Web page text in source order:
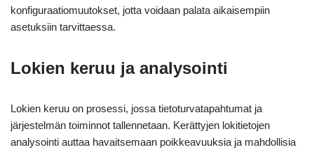
konfiguraatiomuutokset, jotta voidaan palata aikaisempiin
asetuksiin tarvittaessa.
Lokien keruu ja analysointi
Lokien keruu on prosessi, jossa tietoturvatapahtumat ja
järjestelmän toiminnot tallennetaan. Kerättyjen lokitietojen
analysointi auttaa havaitsemaan poikkeavuuksia ja mahdollisia